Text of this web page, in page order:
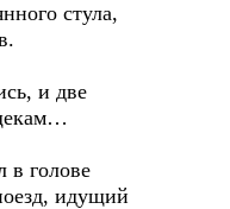
стула,
и две
голове
идущий